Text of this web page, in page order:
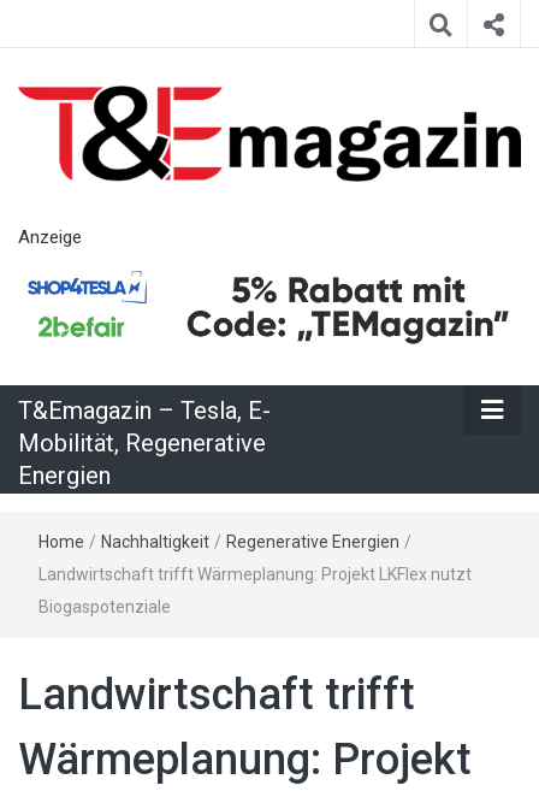
– Tesla, E-
Mobilität,
Regenerative
Energien
Anzeige
T&Emagazin – Tesla, E-
Mobilität, Regenerative
Energien
Home / Nachhaltigkeit / Regenerative Energien /
Landwirtschaft trifft Wärmeplanung: Projekt LKFlex nutzt
Biogaspotenziale
Landwirtschaft trifft
Wärmeplanung: Projekt